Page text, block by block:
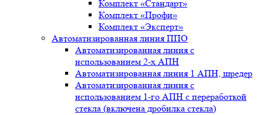
Комплект «Стандарт»
Комплект «Профи»
Комплект «Эксперт»
Автоматизированная линия ППО
Автоматизированная линия с
использованием 2-х АПН
Автоматизированная линия 1 АПН, шредер
Автоматизированная линия с
использованием 1-го АПН с переработкой
стекла (включена дробилка стекла)